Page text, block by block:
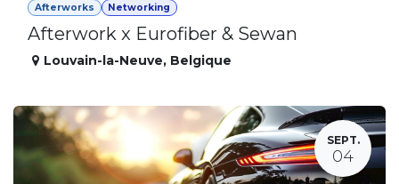
Afterworks Networking
Afterwork x Eurofiber & Sewan
Louvain-la-Neuve, Belgique
SEPT.
04